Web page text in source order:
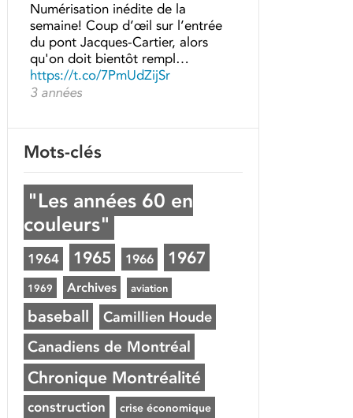
Numérisation inédite de la
semaine! Coup d’œil sur l’entrée
du pont Jacques-Cartier, alors
qu'on doit bientôt rempl…
https://t.co/7PmUdZijSr
3 années
Mots-clés
"Les années 60 en
couleurs"
1964 1965 1966 1967
1969 Archives aviation
baseball Camillien Houde
Canadiens de Montréal
Chronique Montréalité
construction crise économique